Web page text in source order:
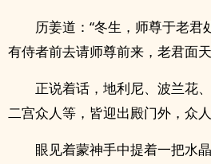
历姜道：“冬生，师尊于老君
有侍者前去请师尊前来，老君面
正说着话，地利尼、波兰花
二宫众人等，皆迎出殿门外，众人
眼见着蒙神手中提着一把水